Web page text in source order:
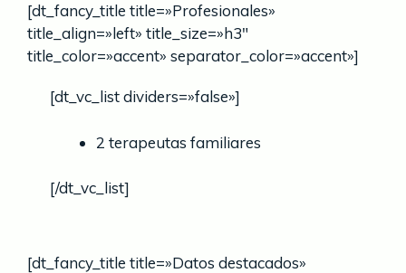
[dt_fancy_title title=»Profesionales»
title_align=»left» title_size=»h3″
title_color=»accent» separator_color=»accent»]
[dt_vc_list dividers=»false»]
2 terapeutas familiares
[/dt_vc_list]
[dt_fancy_title title=»Datos destacados»